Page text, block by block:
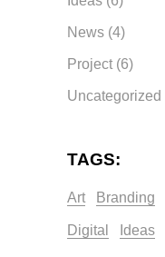
News (4)
Project (6)
Uncategorized
TAGS:
Art Branding
Digital Ideas